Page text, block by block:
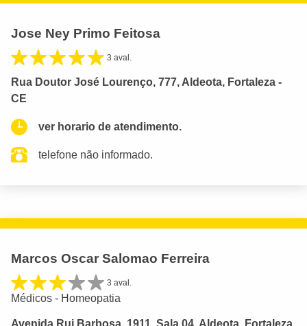
Jose Ney Primo Feitosa
3 aval.
Rua Doutor José Lourenço, 777, Aldeota, Fortaleza -
CE
ver horario de atendimento.
telefone não informado.
Marcos Oscar Salomao Ferreira
3 aval.
Médicos - Homeopatia